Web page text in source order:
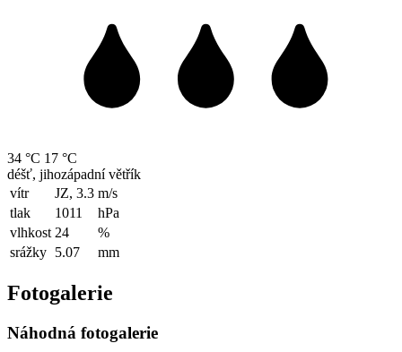
34 °C 17 °C
déšť, jihozápadní větřík
vítr
JZ, 3.3 m/s
tlak
1011
hPa
vlhkost 24
%
srážky 5.07 mm
Fotogalerie
Náhodná fotogalerie